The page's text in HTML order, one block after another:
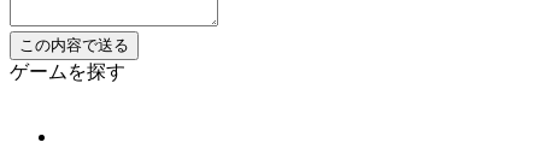
ゲームを探す